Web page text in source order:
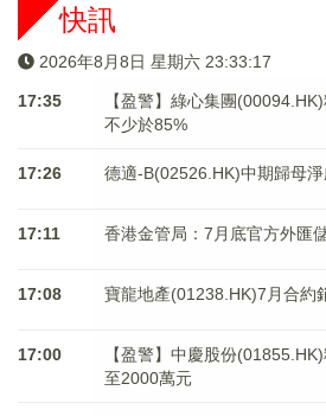
快訊
2026年8月8日 星期六 23:33:17
17:35
【盈警】綠心集團
不少於85%
17:26 德適-B(02526.HK)中期歸母
17:11 香港金管局：7月底官方外匯
17:08 寶龍地產(01238.HK)7月合約
17:00
【盈警】中慶股份
至2000萬元